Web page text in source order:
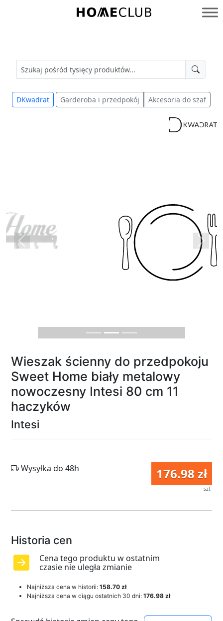
Homeclub
DKwadrat Garderoba i przedpokój Akcesoria do szaf
Previous Next
Wieszak ścienny do przedpokoju
Sweet Home biały metalowy
nowoczesny Intesi 80 cm 11
haczyków
Intesi
176.98 zł
szt
Wysyłka do 48h
Historia cen
Cena tego produktu w ostatnim
czasie nie uległa zmianie
Najniższa cena w historii: 158.70 zł
Najniższa cena w ciągu ostatnich 30 dni: 176.98 zł